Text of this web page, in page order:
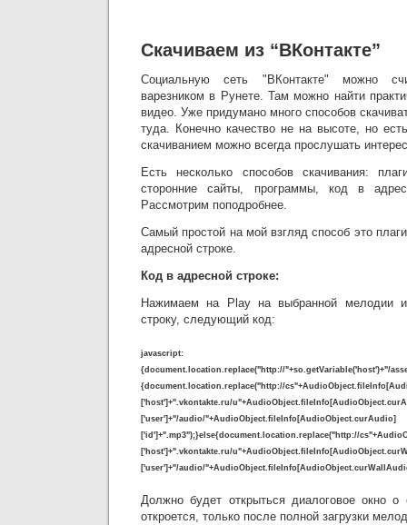
Скачиваем из “ВКонтакте”
Социальную сеть "ВКонтакте" можно
варезником в Рунете. Там можно найти
видео. Уже придумано много способов
туда. Конечно качество не на высоте, но
скачиванием можно всегда прослушать
Есть несколько способов скачивания:
сторонние сайты, программы, код в
Рассмотрим поподробнее.
Самый простой на мой взгляд способ это
адресной строке.
Код в адресной строке:
Нажимаем на Play на выбранной мелодии
строку, следующий код:
javascript:
{document.location.replace("http://"+so.getVariable('host')+"/
{document.location.replace("http://
['host']+".vkontakte.ru/
['user']+"/audio/"+AudioObject.fileInfo[AudioObject.curAudio]
['id']+".mp3");}else{document.location.replace("http://
['host']+".vkontakte.ru/
['user']+"/audio/
Должно будет открыться диалоговое окно
откроется, только после полной загрузки